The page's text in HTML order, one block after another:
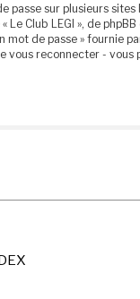
passe sur plusieurs
Club LEGI », de
de passe » fournie
vous reconnecter - vous